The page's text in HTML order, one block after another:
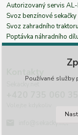
Autorizovaný servis AL-
Svoz benzínové sekačky
Svoz zahradního traktoru
Poptávka náhradního
info@sekacky.net
Používané služby